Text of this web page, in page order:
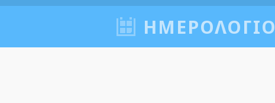
ΗΜΕΡΟΛΟΓΙΟ